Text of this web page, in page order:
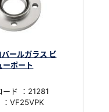
ールガラス ビ
ーポート
ード ：21281
：VF25VPK